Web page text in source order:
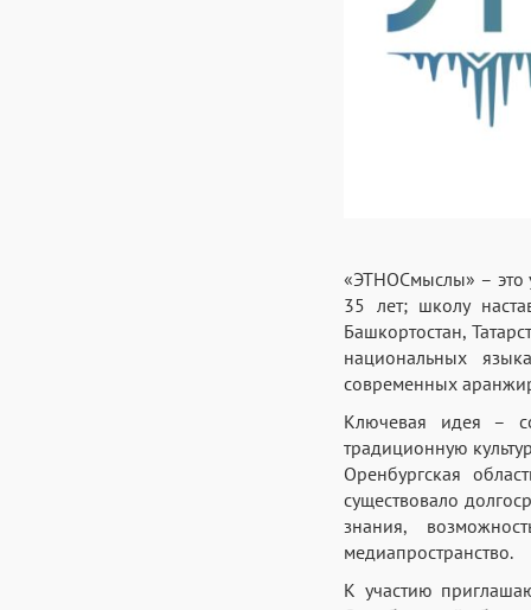
«ЭТНОСмыслы» – это
35 лет; школу
Башкортостан,
национальных
современных
Ключевая идея –
традиционную
Оренбургская
существовало
знания,
медиапространство.
К участию